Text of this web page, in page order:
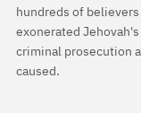
hundreds of
exonerated
criminal prosecution
caused.